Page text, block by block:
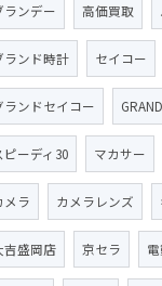
ランデー 高価買取
ランド時計 セイコー
ランドセイコー
ピーディ30 マカサー
メラ カメラレンズ
吉盛岡店 京セラ